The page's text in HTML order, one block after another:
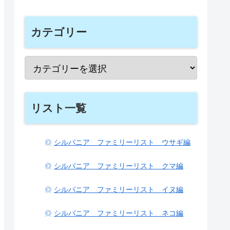
カテゴリー
リスト一覧
シルバニア ファミリーリスト ウサギ編
シルバニア ファミリーリスト クマ編
シルバニア ファミリーリスト イヌ編
シルバニア ファミリーリスト ネコ編